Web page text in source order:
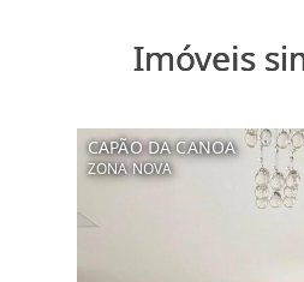
Imóveis
CAPÃO DA CANOA
ZONA NOVA